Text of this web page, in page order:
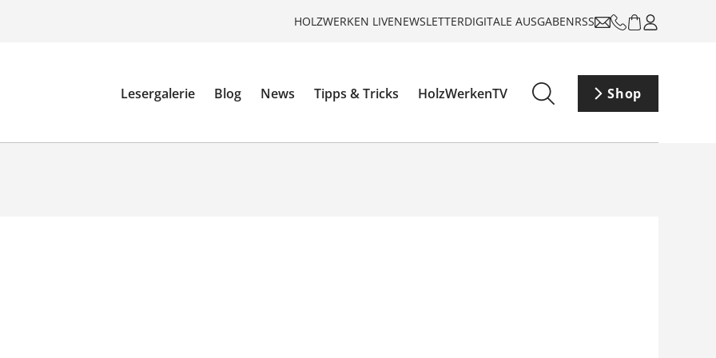
HOLZWERKEN LIVENEWSLETTERDIGITALE AUSGABENRSS
Lesergalerie Blog News Tipps & Tricks HolzWerkenTV Shop